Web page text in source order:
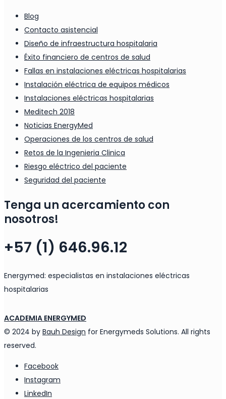
Blog
Contacto asistencial
Diseño de infraestructura hospitalaria
Éxito financiero de centros de salud
Fallas en instalaciones eléctricas hospitalarias
Instalación eléctrica de equipos médicos
Instalaciones eléctricas hospitalarias
Meditech 2018
Noticias EnergyMed
Operaciones de los centros de salud
Retos de la Ingenieria Clinica
Riesgo eléctrico del paciente
Seguridad del paciente
Tenga un acercamiento con
nosotros!
+57 (1) 646.96.12
Energymed: especialistas en instalaciones eléctricas
hospitalarias
ACADEMIA ENERGYMED
© 2024 by Bauh Design for Energymeds Solutions. All rights
reserved.
Facebook
Instagram
LinkedIn